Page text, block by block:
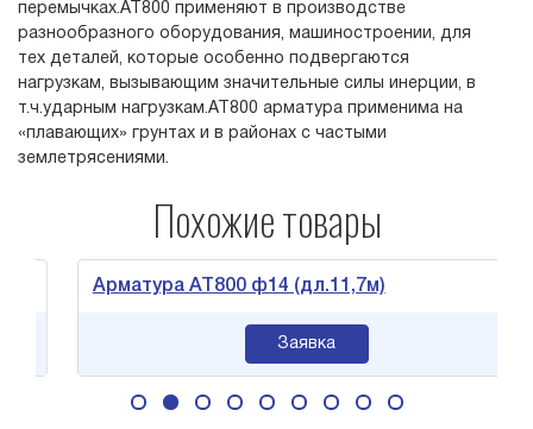
перемычках.АТ800 применяют в производстве
разнообразного оборудования, машиностроении, для
тех деталей, которые особенно подвергаются
нагрузкам, вызывающим значительные силы инерции, в
т.ч.ударным нагрузкам.АТ800 арматура применима на
«плавающих» грунтах и в районах с частыми
землетрясениями.
Похожие товары
Арматура АТ800 ф14 (дл.11,7м)
Заявка